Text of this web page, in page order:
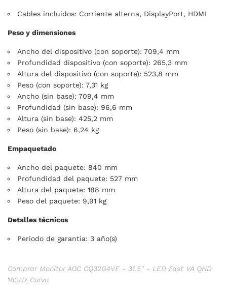
Cables incluidos: Corriente alterna, DisplayPort, HDMI
Peso y dimensiones
Ancho del dispositivo (con soporte): 709,4 mm
Profundidad dispositivo (con soporte): 265,3 mm
Altura del dispositivo (con soporte): 523,8 mm
Peso (con soporte): 7,31 kg
Ancho (sin base): 709,4 mm
Profundidad (sin base): 96,6 mm
Altura (sin base): 425,2 mm
Peso (sin base): 6,24 kg
Empaquetado
Ancho del paquete: 840 mm
Profundidad del paquete: 527 mm
Altura del paquete: 188 mm
Peso del paquete: 9,91 kg
Detalles técnicos
Periodo de garantía: 3 año(s)
Comprar Monitor AOC CQ32G4VE - 31.5" - LED Fast VA QHD
180Hz Curvo